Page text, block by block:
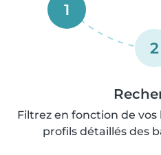
1
2
Filtrez en fonction de
profils détaillés des